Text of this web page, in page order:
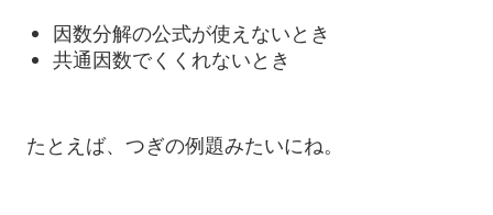
因数分解の公式が使えないとき
共通因数でくくれないとき
たとえば、つぎの例題みたいにね。